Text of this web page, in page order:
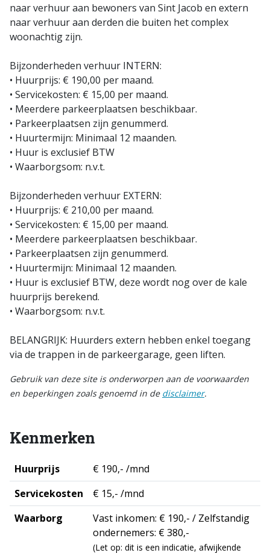
naar verhuur aan bewoners van Sint Jacob en extern
naar verhuur aan derden die buiten het complex
woonachtig zijn.
Bijzonderheden verhuur INTERN:
• Huurprijs: € 190,00 per maand.
• Servicekosten: € 15,00 per maand.
• Meerdere parkeerplaatsen beschikbaar.
• Parkeerplaatsen zijn genummerd.
• Huurtermijn: Minimaal 12 maanden.
• Huur is exclusief BTW
• Waarborgsom: n.v.t.
Bijzonderheden verhuur EXTERN:
• Huurprijs: € 210,00 per maand.
• Servicekosten: € 15,00 per maand.
• Meerdere parkeerplaatsen beschikbaar.
• Parkeerplaatsen zijn genummerd.
• Huurtermijn: Minimaal 12 maanden.
• Huur is exclusief BTW, deze wordt nog over de kale
huurprijs berekend.
• Waarborgsom: n.v.t.
BELANGRIJK: Huurders extern hebben enkel toegang
via de trappen in de parkeergarage, geen liften.
Gebruik van deze site is onderworpen aan de voorwaarden
en beperkingen zoals genoemd in de disclaimer.
Kenmerken
Huurprijs
€ 190,- /mnd
Servicekosten
€ 15,- /mnd
Waarborg
Vast inkomen: € 190,- / Zelfstandig
ondernemers: € 380,-
(Let op: dit is een indicatie, afwijkende